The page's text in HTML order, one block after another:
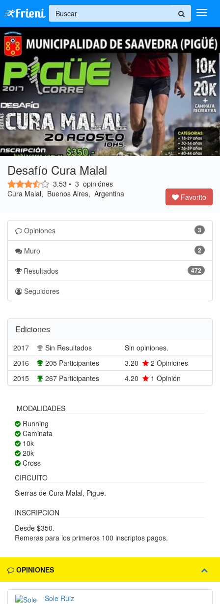
Ingresar
Inicio
Ayuda
+
Desafío Cura Malal
3.53 • 3 opiniónes
Cura Malal, Buenos Aires, Argentina
Favorito
3
Opiniones
2
Muro
472
Resultados
Seguidores
Ediciones
2017 Sin Resultados
Sin opiniones.
2016
205 Participantes 3.20 2 Opiniones
2015
267 Participantes 4.20 1 Opinión
MODALIDADES
Running
Caminata
10k
20k
Cross
CIRCUITO
Sierras de Cura Malal, Pigue.
INSCRIPCION
Desde $350.
Remeras para los primeros 100 inscriptos pagos.
OPINIONES
Sole Ruiz